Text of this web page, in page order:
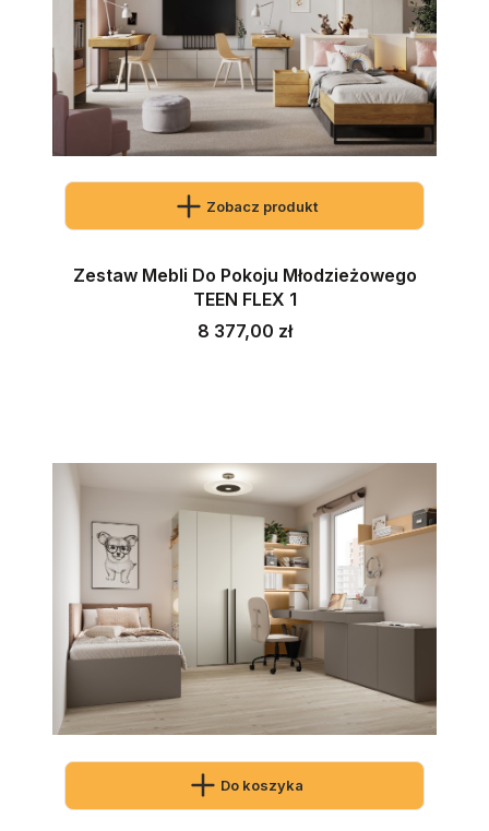
Zobacz produkt
Zestaw Mebli Do Pokoju Młodzieżowego
TEEN FLEX 1
Cena
8 377,00 zł
Do koszyka